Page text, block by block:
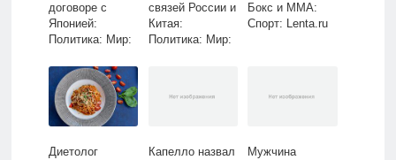
договоре с
Японией:
Политика: Мир:
связей России и
Китая:
Политика: Мир:
Бокс и ММА:
Спорт: Lenta.ru
Диетолог
Капелло назвал
Мужчина